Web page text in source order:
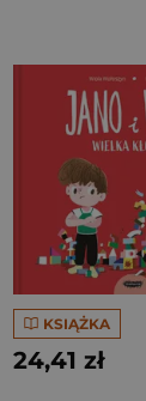
KSIĄŻKA
24,41 zł